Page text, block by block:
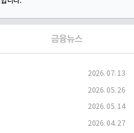
금융뉴스
2026. 07. 13
2026. 05. 26
2026. 05. 14
2026. 04. 27